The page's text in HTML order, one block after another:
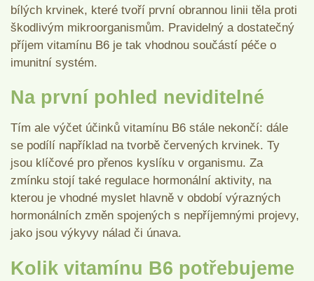
bílých krvinek, které tvoří první obrannou linii těla proti
škodlivým mikroorganismům. Pravidelný a dostatečný
příjem vitamínu B6 je tak vhodnou součástí péče o
imunitní systém.
Na první pohled neviditelné
Tím ale výčet účinků vitamínu B6 stále nekončí: dále
se podílí například na tvorbě červených krvinek. Ty
jsou klíčové pro přenos kyslíku v organismu. Za
zmínku stojí také regulace hormonální aktivity, na
kterou je vhodné myslet hlavně v období výrazných
hormonálních změn spojených s nepříjemnými projevy,
jako jsou výkyvy nálad či únava.
Kolik vitamínu B6 potřebujeme